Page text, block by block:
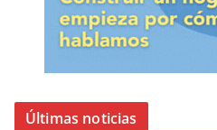
Últimas noticias